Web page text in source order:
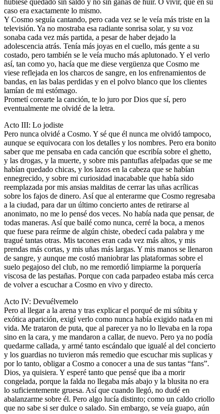
caso era exactamente lo mismo.
Y Cosmo seguía cantando, pero cada vez se le veía más triste en la
televisión. Ya no mostraba esa radiante sonrisa solar, y su voz
sonaba cada vez más partida, a pesar de haber dejado la
adolescencia atrás. Tenía más joyas en el cuello, más gente a su
costado, pero también se le veía mucho más aplutonado. Y el verlo
así, tan como yo, hacía que me diese vergüenza que Cosmo me
viese reflejada en los charcos de sangre, en los enfrenamientos de
bandas, en las balas perdidas y en el polvo blanco que los clientes
lamían de mi estómago.
Prometí corearte la canción, te lo juro por Dios que sí, pero
eventualmente me olvidé de la letra.
Acto III: Lo jodiste
Pero nunca olvidé a Cosmo. Y sé que él nunca me olvidó tampoco,
aunque se equivocara con los detalles y los nombres. Pero era bonito
saber que me pensaba en cada canción que escribía sobre el ghetto,
y las drogas, y la muerte, y sobre mis pantuflas afelpadas que se me
habían quedado chicas, y los lazos en la cabeza que se habían
ennegrecido, y sobre mi curiosidad inacabable que había sido
reemplazada por mis ansias malditas de cerrar las uñas acrílicas
sobre los fajos de dinero. Así que al enterarme que Cosmo regresaba
a la ciudad, para dar un último concierto antes de retirarse al
anonimato, no me lo pensé dos veces. No había nada que pensar, de
todas maneras. Así que bailé como nunca, cerré la boca, a menos
que fuese para reírme de algún chiste, obedecí cada palabra y me
tragué tantas otras. Mis tacones eran cada vez más altos, y mis
prendas más cortas, y mis uñas más largas. Y mis manos se llenaron
de sangre, y aunque me costó maniobrar las plataformas sobre el
suelo pegajoso del club, no me remordió limpiarme la porquería
viscosa de las pestañas. Porque con cada parpadeo estaba más cerca
de volver a escuchar a Cosmo en vivo y directo.
Acto IV: Devuélvemelo
Pero al llegar a la arena y tras explicar el porqué de mi súbita y
exótica aparición, exigí verlo como nunca había exigido nada en mi
vida. Me trataron de puta, que al parecer ya no lo llevaba en la ropa
sino en la cara, y me mandaron a callar, de nuevo. Pero ya no podía
quedarme callada, y armé tanto escándalo que igualé al del concierto
y los guardias no tuvieron más remedio que escuchar mis suplicas y
por lo tanto, obligar a Cosmo a conocer a una de sus tantas “fans”.
Dios, ya quisiera. Y esperé tanto que pensé que iba a morir
congelada, porque la falda no llegaba más abajo y la blusita no era
lo suficientemente gruesa. Así que cuando llegó, no dudé en
abalanzarme sobre él. Pero algo lucía distinto; como un caldo criollo
que no sabe si ser dulce o salado. Sin embargo, se veía guapo, aún